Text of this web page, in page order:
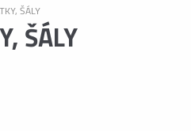
ŠÁLY
ŠÁLY